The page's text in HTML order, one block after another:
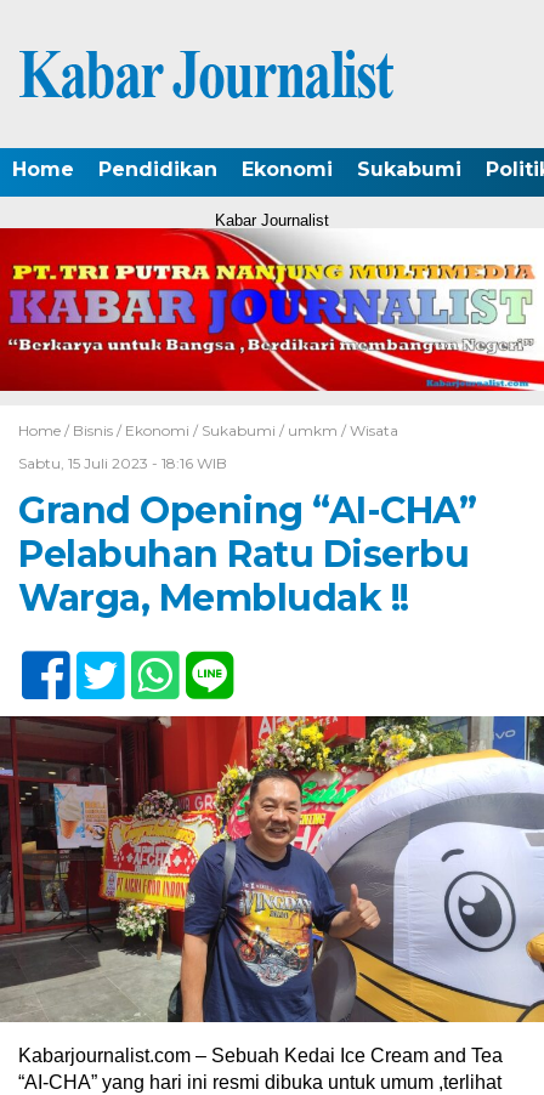
Home Pendidikan Ekonomi Sukabumi
Kabar Journalist
Home / Bisnis / Ekonomi / Sukabumi / umkm / Wisata
Sabtu, 15 Juli 2023 - 18:16 WIB
Grand Opening “AI-CHA”
Pelabuhan Ratu Diserbu
Warga, Membludak !!
Kabarjournalist.com – Sebuah Kedai Ice Cream and Tea
“AI-CHA” yang hari ini resmi dibuka untuk umum ,terlihat